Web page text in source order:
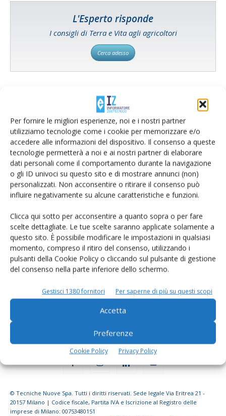
Per fornire le migliori esperienze, noi e i nostri partner
utilizziamo tecnologie come i cookie per memorizzare e/o
accedere alle informazioni del dispositivo. Il consenso a queste
tecnologie permetterà a noi e ai nostri partner di elaborare
dati personali come il comportamento durante la navigazione
o gli ID univoci su questo sito e di mostrare annunci (non)
personalizzati. Non acconsentire o ritirare il consenso può
influire negativamente su alcune caratteristiche e funzioni.
Clicca qui sotto per acconsentire a quanto sopra o per fare
scelte dettagliate. Le tue scelte saranno applicate solamente a
questo sito. È possibile modificare le impostazioni in qualsiasi
momento, compreso il ritiro del consenso, utilizzando i
pulsanti della Cookie Policy o cliccando sul pulsante di gestione
del consenso nella parte inferiore dello schermo.
Gestisci 1380 fornitori Per saperne di più su questi scopi
Accetta
Preferenze
Cookie Policy Privacy Policy
L'Esperto risponde
I consigli di Terra e Vita agli agricoltori
Cerca adesso
Rimani aggiornato sul mondo
dell’agricoltura
Iscriviti alle nostre newsletter
© Tecniche Nuove Spa. Tutti i diritti riservati. Sede legale Via Eritrea 21 -
20157 Milano | Codice fiscale, Partita IVA e Iscrizione al Registro delle
imprese di Milano: 00753480151